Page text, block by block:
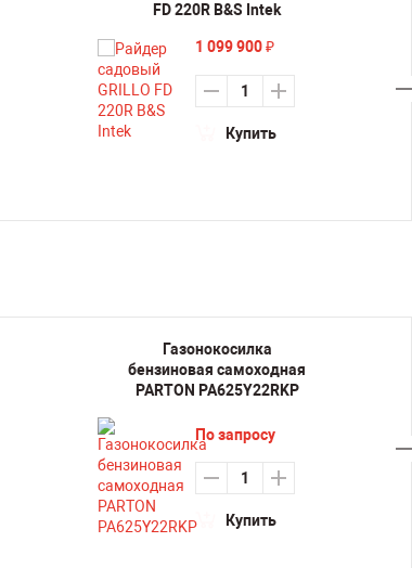
FD 220R B&S Intek
1 099 900 ₽
Купить
Газонокосилка
бензиновая самоходная
PARTON PA625Y22RKP
По запросу
Купить